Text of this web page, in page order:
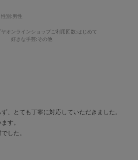
性別:男性
ヤオンラインショップご利用回数:はじめて
好きな手芸:その他
、とても丁寧に対応していただきました。
す。
した。